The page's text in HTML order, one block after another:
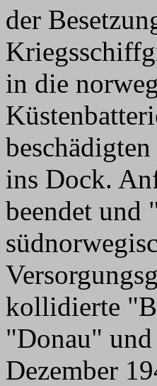
der
in die
ins Dock.
beendet und
kollidierte
"Donau"
Dezember